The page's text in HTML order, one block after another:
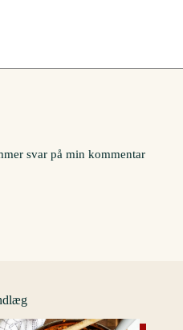
svar på min kommentar